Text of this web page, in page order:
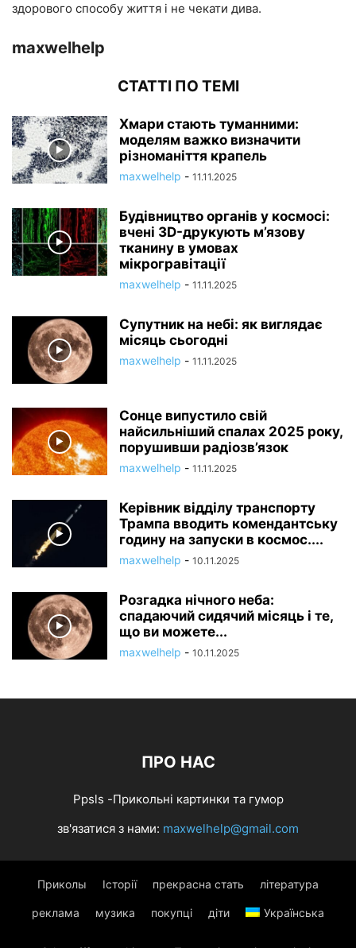
здорового способу життя і не чекати дива.
maxwelhelp
СТАТТІ ПО ТЕМІ
Хмари стають туманними:
моделям важко визначити
різноманіття крапель
maxwelhelp - 11.11.2025
Будівництво органів у космосі:
вчені 3D-друкують м’язову
тканину в умовах
мікрогравітації
maxwelhelp - 11.11.2025
Супутник на небі: як виглядає
місяць сьогодні
maxwelhelp - 11.11.2025
Сонце випустило свій
найсильніший спалах 2025 року,
порушивши радіозв’язок
maxwelhelp - 11.11.2025
Керівник відділу транспорту
Трампа вводить комендантську
годину на запуски в космос....
maxwelhelp - 10.11.2025
Розгадка нічного неба:
спадаючий сидячий місяць і те,
що ви можете...
maxwelhelp - 10.11.2025
ПРО НАС
Ppsls -Прикольні картинки та гумор
зв'язатися з нами: maxwelhelp@gmail.com
Приколы Історії прекрасна стать література
реклама музика покупці діти Українська